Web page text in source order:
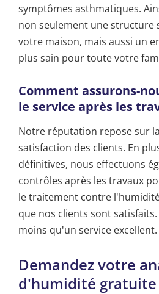
symptômes asthmatiques.
non seulement une structure
votre maison, mais aussi un
plus sain pour toute votre
Comment assurons-
le service après les
Notre réputation repose sur
satisfaction des clients. En
définitives, nous effectuons
contrôles après les travaux
le traitement contre
que nos clients sont
moins qu'un service excellent.
Demandez votre
d'humidité gratuite